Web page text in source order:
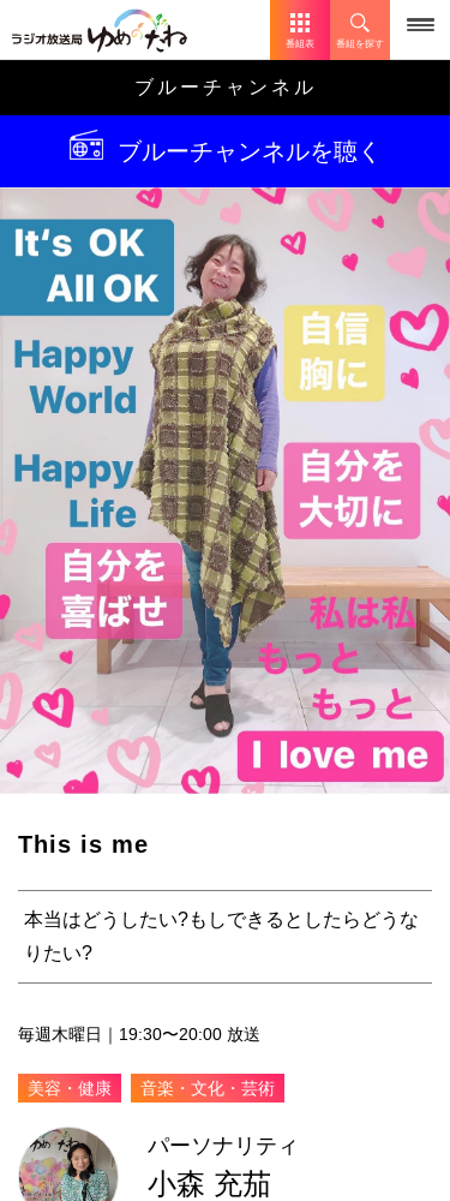
番組表 番組を探す
ブルーチャンネル
ブルーチャンネルを聴く
This is me
本当はどうしたい?もしできるとしたらどうな
りたい?
毎週木曜日｜19:30〜20:00 放送
美容・健康 音楽・文化・芸術
パーソナリティ
小森 充茄